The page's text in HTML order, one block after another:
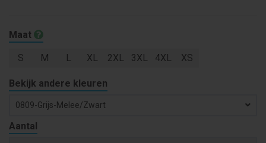
Maat
S M L XL 2XL 3XL 4XL XS
Bekijk andere kleuren
0809-Grijs-Melee/zwart
Aantal